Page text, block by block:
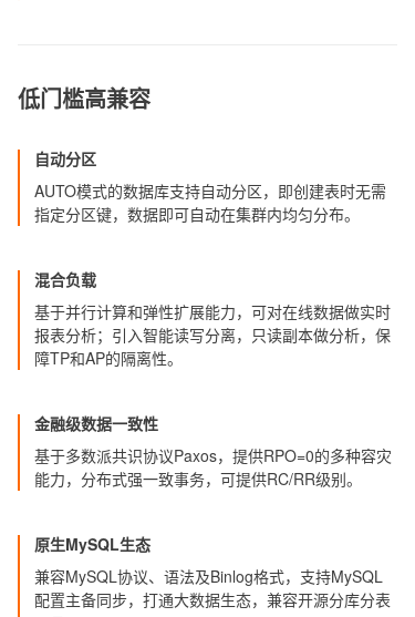
低门槛高兼容
自动分区
AUTO模式的数据库支持自动分区，即创建表时无需
指定分区键，数据即可自动在集群内均匀分布。
混合负载
基于并行计算和弹性扩展能力，可对在线数据做实时
报表分析；引入智能读写分离，只读副本做分析，保
障TP和AP的隔离性。
金融级数据一致性
基于多数派共识协议Paxos，提供RPO=0的多种容灾
能力，分布式强一致事务，可提供RC/RR级别。
原生MySQL生态
兼容MySQL协议、语法及Binlog格式，支持MySQL
配置主备同步，打通大数据生态，兼容开源分库分表